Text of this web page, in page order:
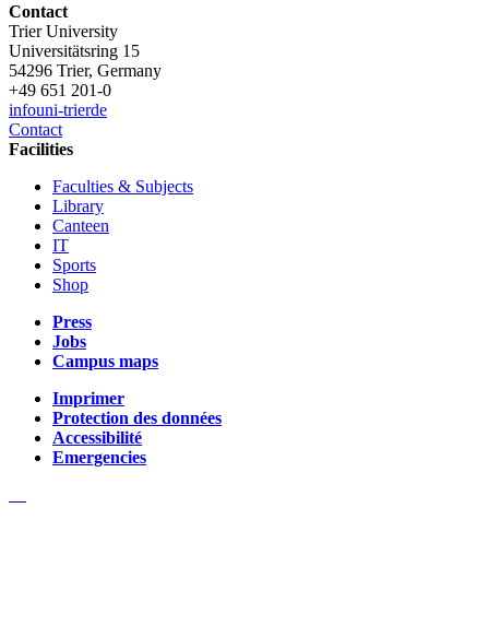
Contact
Trier University
Universitätsring 15
54296 Trier, Germany
+49 651 201-0
infouni-trierde
Contact
Facilities
Faculties & Subjects
Library
Canteen
IT
Sports
Shop
Press
Jobs
Campus maps
Imprimer
Protection des données
Accessibilité
Emergencies